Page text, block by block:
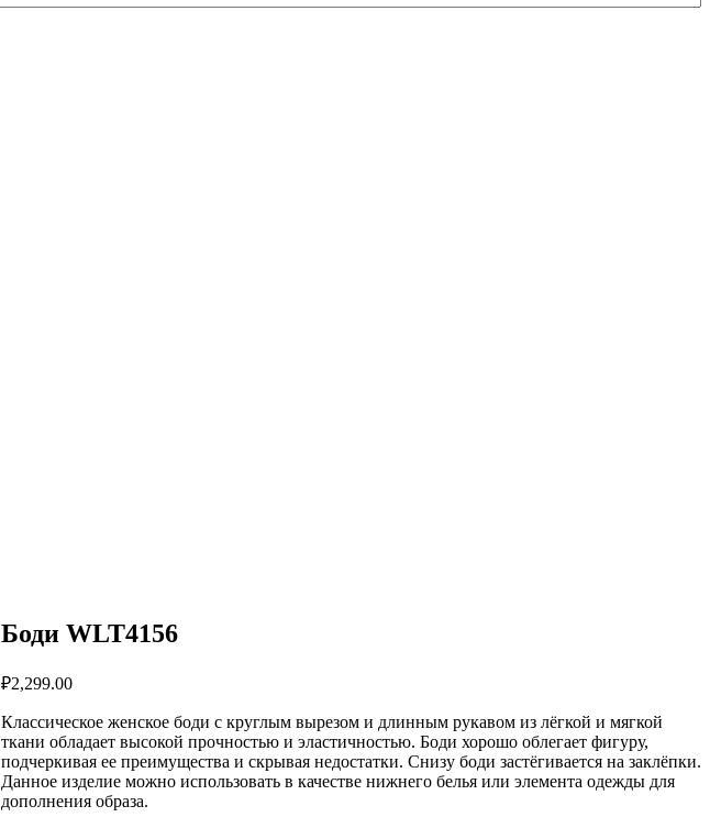
Боди WLT4156
₽2,299.00
Классическое женское боди с круглым вырезом и длинным рукавом из лёгкой и мягкой
ткани обладает высокой прочностью и эластичностью. Боди хорошо облегает фигуру,
подчеркивая ее преимущества и скрывая недостатки. Снизу боди застёгивается на заклёпки.
Данное изделие можно использовать в качестве нижнего белья или элемента одежды для
дополнения образа.